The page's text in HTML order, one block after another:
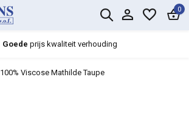
0
Goede prijs kwaliteit verhouding
100% Viscose Mathilde Taupe